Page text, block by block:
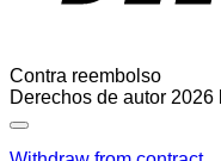
Contra reembolso
Derechos de autor 2026